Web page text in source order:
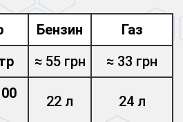
Бензин
Газ
≈ 55 грн
≈ 33 грн
22 л 24 л